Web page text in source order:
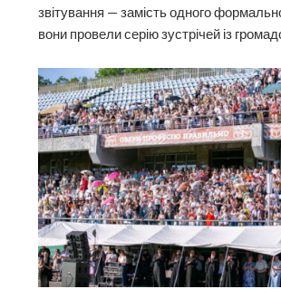
звітування — замість одного
вони провели серію зустрічей із